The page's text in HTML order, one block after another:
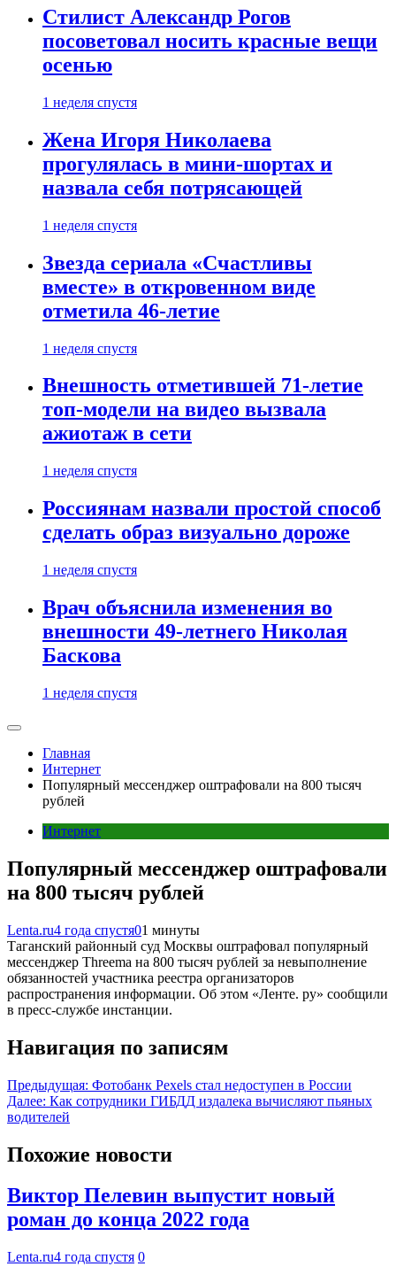
Стилист Александр Рогов
посоветовал носить красные вещи
осенью
1 неделя спустя
Жена Игоря Николаева
прогулялась в мини-шортах и
назвала себя потрясающей
1 неделя спустя
Звезда сериала «Счастливы
вместе» в откровенном виде
отметила 46-летие
1 неделя спустя
Внешность отметившей 71-летие
топ-модели на видео вызвала
ажиотаж в сети
1 неделя спустя
Россиянам назвали простой способ
сделать образ визуально дороже
1 неделя спустя
Врач объяснила изменения во
внешности 49-летнего Николая
Баскова
1 неделя спустя
Главная
Интернет
Популярный мессенджер оштрафовали на 800 тысяч
рублей
Интернет
Популярный мессенджер оштрафовали
на 800 тысяч рублей
Lenta.ru4 года спустя01 минуты
Таганский районный суд Москвы оштрафовал популярный
мессенджер Threema на 800 тысяч рублей за невыполнение
обязанностей участника реестра организаторов
распространения информации. Об этом «Ленте. ру» сообщили
в пресс-службе инстанции.
Навигация по записям
Предыдущая: Фотобанк Pexels стал недоступен в России
Далее: Как сотрудники ГИБДД издалека вычисляют пьяных
водителей
Похожие новости
Виктор Пелевин выпустит новый
роман до конца 2022 года
Lenta.ru4 года спустя 0